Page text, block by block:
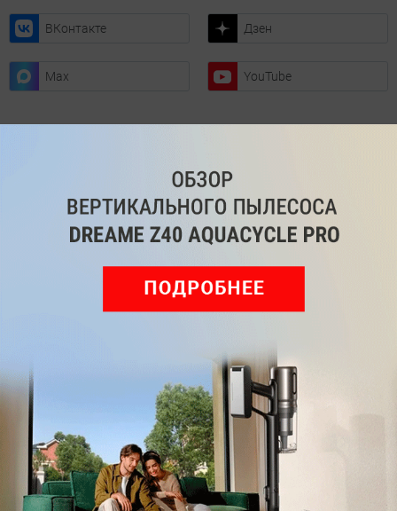
ВКонтакте Дзен
Max YouTube
Мы знаем, вам есть что сказать!
илиЗарегистрируйтесь, чтобы
оставить комментарий